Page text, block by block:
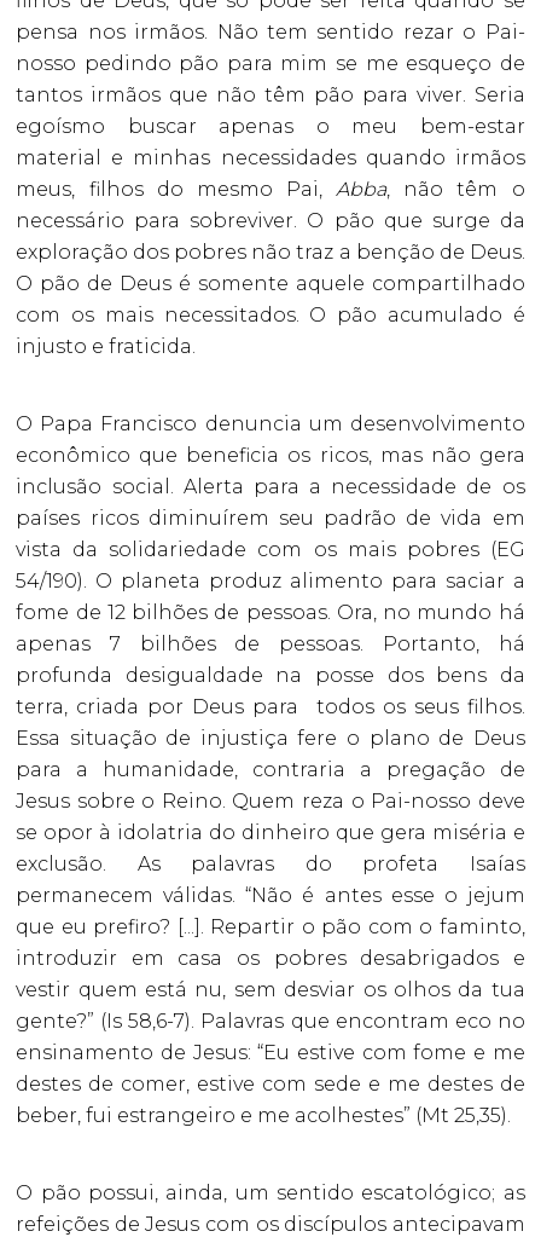
pensa nos irmãos. Não tem sentido rezar o Pai-
nosso pedindo pão para mim se me esqueço de
tantos irmãos que não têm pão para viver. Seria
egoísmo buscar apenas o meu bem-estar
material e minhas necessidades quando irmãos
meus, filhos do mesmo Pai, Abba, não têm o
necessário para sobreviver. O pão que surge da
exploração dos pobres não traz a benção de Deus.
O pão de Deus é somente aquele compartilhado
com os mais necessitados. O pão acumulado é
injusto e fraticida.
O Papa Francisco denuncia um desenvolvimento
econômico que beneficia os ricos, mas não gera
inclusão social. Alerta para a necessidade de os
países ricos diminuírem seu padrão de vida em
vista da solidariedade com os mais pobres (EG
54/190). O planeta produz alimento para saciar a
fome de 12 bilhões de pessoas. Ora, no mundo há
apenas 7 bilhões de pessoas. Portanto, há
profunda desigualdade na posse dos bens da
terra, criada por Deus para todos os seus filhos.
Essa situação de injustiça fere o plano de Deus
para a humanidade, contraria a pregação de
Jesus sobre o Reino. Quem reza o Pai-nosso deve
se opor à idolatria do dinheiro que gera miséria e
exclusão. As palavras do profeta Isaías
permanecem válidas. “Não é antes esse o jejum
que eu prefiro? [...]. Repartir o pão com o faminto,
introduzir em casa os pobres desabrigados e
vestir quem está nu, sem desviar os olhos da tua
gente?” (Is 58,6-7). Palavras que encontram eco no
ensinamento de Jesus: “Eu estive com fome e me
destes de comer, estive com sede e me destes de
beber, fui estrangeiro e me acolhestes” (Mt 25,35).
O pão possui, ainda, um sentido escatológico; as
refeições de Jesus com os discípulos antecipavam